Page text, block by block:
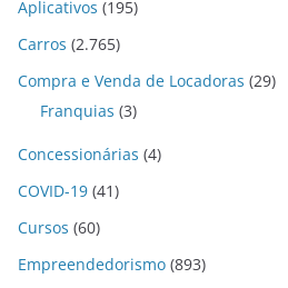
Aplicativos (195)
Carros (2.765)
Compra e Venda de Locadoras (29)
Franquias (3)
Concessionárias (4)
COVID-19 (41)
Cursos (60)
Empreendedorismo (893)